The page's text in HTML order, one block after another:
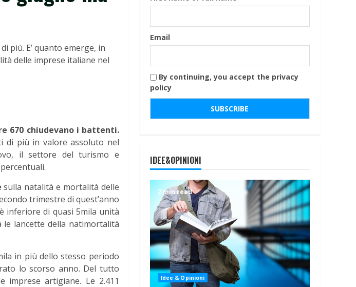
più. E’ quanto emerge, in
delle imprese italiane nel
670 chiudevano i battenti.
di più in valore assoluto nel
il settore del turismo e
sulla natalità e mortalità delle
trimestre di quest’anno
inferiore di quasi 5mila unità
lancette della natimortalità
in più dello stesso periodo
lo scorso anno. Del tutto
imprese artigiane. Le 2.411
Email
By continuing, you accept the privacy
policy
IDEE&OPINIONI
2 min read
Idee & Opinioni